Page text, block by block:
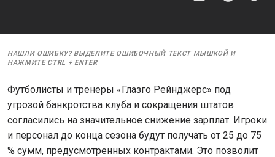
НАШЛИ ОШИБКУ? ВЫДЕЛИТЕ ОШИБОЧНЫЙ ТЕКСТ МЫШКОЙ И
НАЖМИТЕ CTRL + ENTER
Футболисты и тренеры «Глазго Рейнджерс» под
угрозой банкротства клуба и сокращения штатов
согласились на значительное снижение зарплат. Игроки
и персонал до конца сезона будут получать от 25 до 75
% сумм, предусмотренных контрактами. Это позволит